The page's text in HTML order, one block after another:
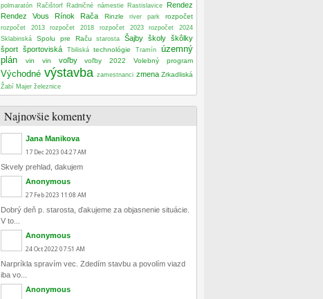
polmaratón
Račištorf Radničné námestie Rastislavice
Rendez
Rendez Vous
Rínok Rača Rinzle river park rozpočet
rozpočet 2013 rozpočet 2018 rozpočet 2023
rozpočet 2024
Sklabinská
Spolu pre Raču starosta Šajby školy škôlky
šport športoviská Tbiliská technológie Tramín
územný
plán
vin vin voľby voľby 2022 Volebný program
Východné výstavba zamestnanci zmena Zrkadliská
Žabí Majer železnice
Najnovšie komenty
Jana Manikova
17 Dec 2023 04:27 AM
Skvely prehlad, dakujem
Anonymous
27 Feb 2023 11:08 AM
Dobrý deň p. starosta, ďakujeme za objasnenie situácie.
V to...
Anonymous
24 Oct 2022 07:51 AM
Narpríkla spravím vec. Zdedím stavbu a povolím viazd
iba vo...
Anonymous